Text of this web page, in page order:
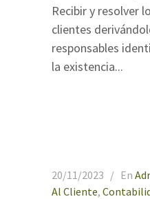
Recibir y resolver
clientes
responsables
la existencia...
20/11/2023 En
Al Cliente,